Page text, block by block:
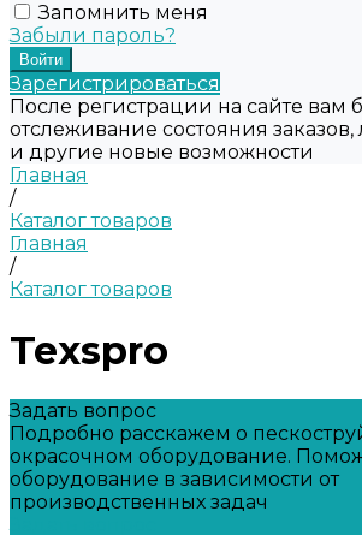
Запомнить меня
Забыли пароль?
Зарегистрироваться
После регистрации на сайте вам
отслеживание состояния
и другие новые возможности
Главная
/
Каталог товаров
Главная
/
Каталог товаров
Texspro
Задать вопрос
Подробно расскажем о
окрасочном оборудование.
оборудование в зависимости от
производственных задач